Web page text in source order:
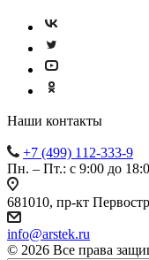
Наши контакты
+7 (499) 112-333-9
Пн. – Пт.: с 9:00 до
681010, пр-кт
info@arstek.ru
© 2026 Все права